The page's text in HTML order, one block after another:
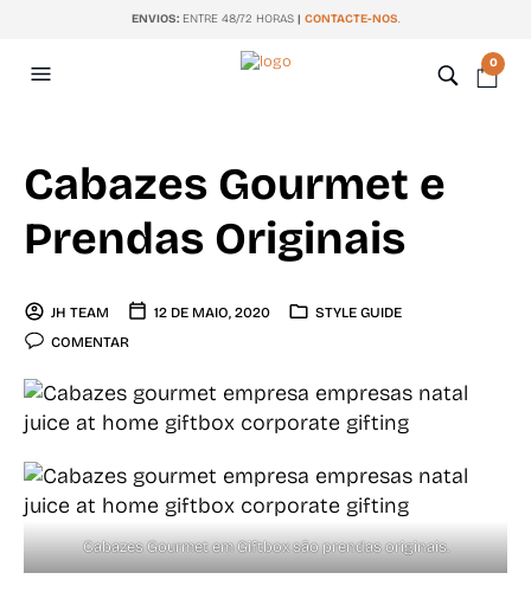
ENVIOS:ENTRE 48/72 HORAS | CONTACTE-NOS.
0
Cabazes Gourmet e
Prendas Originais
JH TEAM 12 DE MAIO, 2020
STYLE GUIDE
COMENTAR
Cabazes Gourmet em Giftbox são prendas originais.